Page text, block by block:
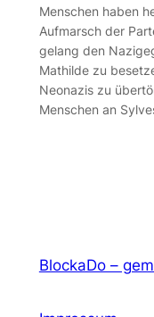
Menschen haben
Aufmarsch der
gelang den
Mathilde zu
Neonazis zu
Menschen an
BlockaDo –